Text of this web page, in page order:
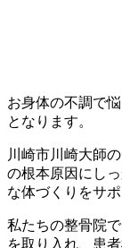
お身体の不調で
となります。
川崎市川崎大師の
の根本原因にし
な体づくりをサ
私たちの整骨院で
を取り入れ、患